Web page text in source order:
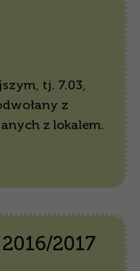
tj. 7.03,
z
z lokalem.
2017